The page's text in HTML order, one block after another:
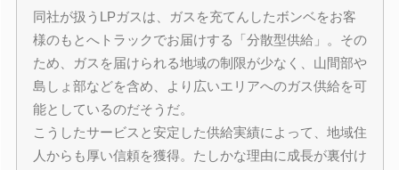
同社が扱うLPガスは、ガスを充てんしたボンベをお客
様のもとへトラックでお届けする「分散型供給」。その
ため、ガスを届けられる地域の制限が少なく、山間部や
島しょ部などを含め、より広いエリアへのガス供給を可
能としているのだそうだ。
こうしたサービスと安定した供給実績によって、地域住
人からも厚い信頼を獲得。たしかな理由に成長が裏付け